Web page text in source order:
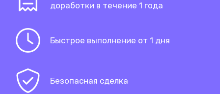
доработки в течение 1 года
Быстрое выполнение от 1 дня
Безопасная сделка